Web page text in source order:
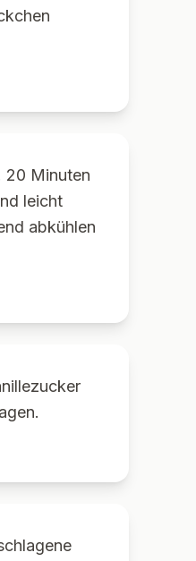
20 Minuten
leicht
abkühlen